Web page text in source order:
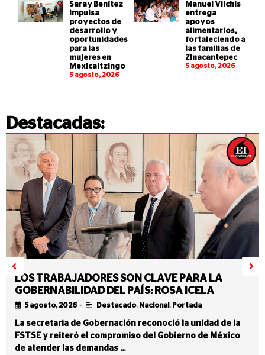
Saray Benítez
impulsa
proyectos de
desarrollo y
oportunidades
para las
mujeres en
Mexicaltzingo
5 agosto, 2026
Manuel Vilchis
entrega
apoyos
alimentarios,
fortaleciendo a
las familias de
Zinacantepec
5 agosto, 2026
Destacadas:
LOS TRABAJADORES SON CLAVE PARA LA
GOBERNABILIDAD DEL PAÍS: ROSA ICELA
5 agosto, 2026 • Destacado, Nacional , Portada
La secretaria de Gobernación reconoció la unidad de la
FSTSE y reiteró el compromiso del Gobierno de México
de atender las demandas …